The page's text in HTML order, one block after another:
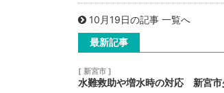
10月19日の記事 一覧へ
最新記事
[ 新宮市 ]
水難救助や増水時の対応 新宮市